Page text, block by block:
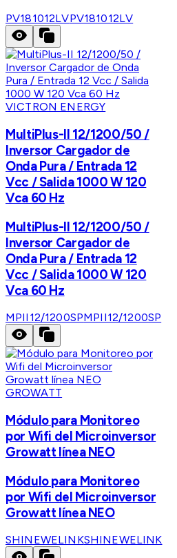
PV181012LVPV181012LV
VICTRON ENERGY
MultiPlus-II 12/1200/50 /
Inversor Cargador de
Onda Pura / Entrada 12
Vcc / Salida 1000 W 120
Vca 60 Hz
MultiPlus-II 12/1200/50 /
Inversor Cargador de
Onda Pura / Entrada 12
Vcc / Salida 1000 W 120
Vca 60 Hz
MPII12/1200SPMPII12/1200SP
GROWATT
Módulo para Monitoreo
por Wifi del Microinversor
Growatt línea NEO
Módulo para Monitoreo
por Wifi del Microinversor
Growatt línea NEO
SHINEWELINKSHINEWELINK